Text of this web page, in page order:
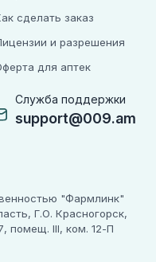
Служба поддержки
support@009.am
сделать заказ
и разрешения
для аптек
"Фармлинк"
Г.О. Красногорск,
помещ. III, ком. 12-П